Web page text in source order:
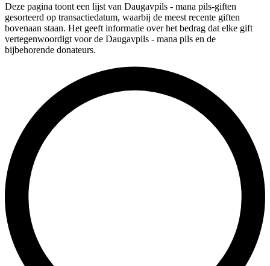
Deze pagina toont een lijst van Daugavpils - mana pils-giften
gesorteerd op transactiedatum, waarbij de meest recente giften
bovenaan staan. Het geeft informatie over het bedrag dat elke gift
vertegenwoordigt voor de Daugavpils - mana pils en de
bijbehorende donateurs.